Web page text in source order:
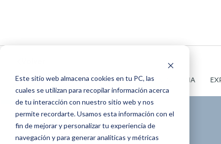
Este sitio web almacena cookies en tu PC, las
cuales se utilizan para recopilar información acerca
de tu interacción con nuestro sitio web y nos
permite recordarte. Usamos esta información con el
fin de mejorar y personalizar tu experiencia de
navegación y para generar analíticas y métricas
TODOS
ARTÍCULOS COMUNICACIÓN INTERNA
COMUNICACIÓN INTERNA